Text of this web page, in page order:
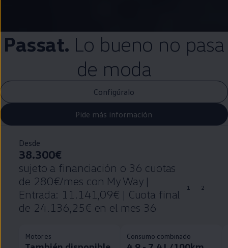
Passat. Lo bueno no pasa
de moda
Configúralo
Pide más información
Desde
38.300€
sujeto a financiación o 36 cuotas
de 280€/mes con My Way |
Entrada: 11.141,09€ | Cuota final
de 24.136,25€ en el mes 36
1 2
Motores Consumo combinado